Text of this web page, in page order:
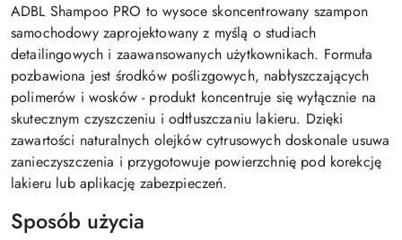
ADBL Shampoo PRO to wysoce skoncentrowany szampon
samochodowy zaprojektowany z myślą o studiach
detailingowych i zaawansowanych użytkownikach. Formuła
pozbawiona jest środków poślizgowych, nabłyszczających
polimerów i wosków - produkt koncentruje się wyłącznie na
skutecznym czyszczeniu i odtłuszczaniu lakieru. Dzięki
zawartości naturalnych olejków cytrusowych doskonale usuwa
zanieczyszczenia i przygotowuje powierzchnię pod korekcję
lakieru lub aplikację zabezpieczeń.
Sposób użycia